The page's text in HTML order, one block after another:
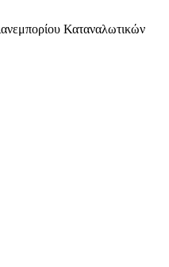
Καταναλωτικών